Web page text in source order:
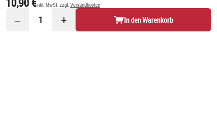
inkl. MwSt. zzgl. Versandkosten
− 1 + In den Warenkorb